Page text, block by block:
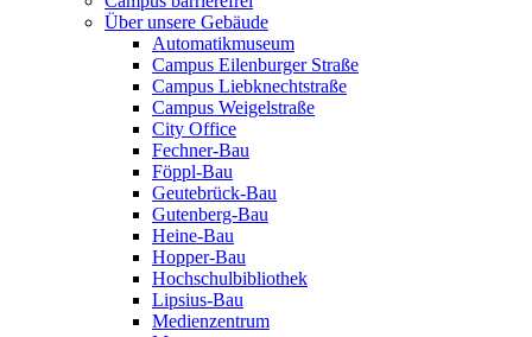
Über unsere Gebäude
Automatikmuseum
Campus Eilenburger Straße
Campus Liebknechtstraße
Campus Weigelstraße
City Office
Fechner-Bau
Föppl-Bau
Geutebrück-Bau
Gutenberg-Bau
Heine-Bau
Hopper-Bau
Hochschulbibliothek
Lipsius-Bau
Medienzentrum